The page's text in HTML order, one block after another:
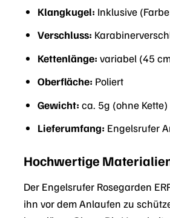
Klangkugel: Inklusive
Verschluss:
Kettenlänge: variabel (45
Oberfläche: Poliert
Gewicht: ca. 5g (ohne Kette)
Lieferumfang: Engelsrufer
Hochwertige
Der Engelsrufer Rosegarden
ihn vor dem Anlaufen zu